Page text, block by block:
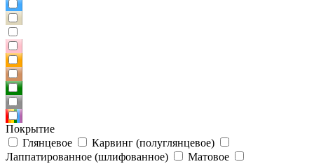
Покрытие
Глянцевое
Карвинг (полуглянцевое)
Лаппатированное (шлифованное)
Матовое